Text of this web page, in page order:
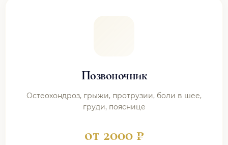
Позвоночник
Остеохондроз, грыжи, протрузии, боли в шее,
груди, пояснице
от 2000 ₽